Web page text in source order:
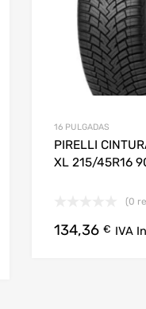
16 PULGADAS
PIRELLI
XL 215/45R16
(0
134,36 € IVA